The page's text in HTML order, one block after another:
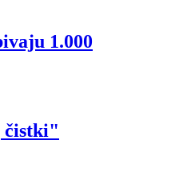
1.000
čistki"